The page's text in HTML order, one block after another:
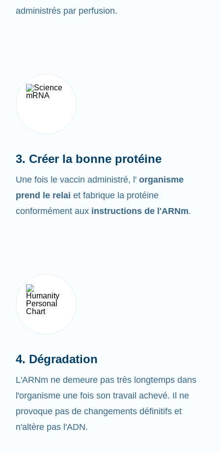
Une fois le vaccin administré, l'organisme
prend le relaiet fabrique la protéine
conformément auxinstructions de l'ARNm
L'ARNm ne demeure pas très longtemps dans
l'organisme une fois son travail achevé. Il ne
provoque pas de changements définitifs et
n'altère pas l'ADN.